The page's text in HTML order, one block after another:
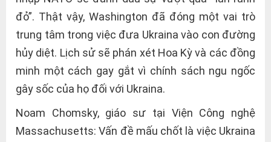
đỏ”. Thật vậy, Washington đã đóng một vai trò
trung tâm trong việc đưa Ukraina vào con đường
hủy diệt. Lịch sử sẽ phán xét Hoa Kỳ và các đồng
minh một cách gay gắt vì chính sách ngu ngốc
gây sốc của họ đối với Ukraina.
Noam Chomsky, giáo sư tại Viện Công nghệ
Massachusetts: Vấn đề mấu chốt là việc Ukraina